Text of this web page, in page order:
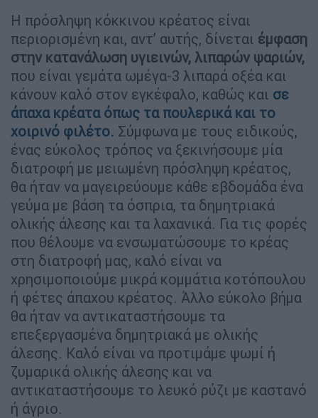
Η πρόσληψη κόκκινου κρέατος είναι
περιορισμένη και, αντ’ αυτής, δίνεται έμφαση
στην κατανάλωση υγιεινών, λιπαρών ψαριών,
που είναι γεμάτα ωμέγα-3 λιπαρά οξέα και
κάνουν καλό στον εγκέφαλο, καθώς και σε
άπαχα κρέατα όπως τα πουλερικά και το
χοιρινό φιλέτο. Σύμφωνα με τους ειδικούς,
ένας εύκολος τρόπος να ξεκινήσουμε μία
διατροφή με μειωμένη πρόσληψη κρέατος,
θα ήταν να μαγειρεύουμε κάθε εβδομάδα ένα
γεύμα με βάση τα όσπρια, τα δημητριακά
ολικής άλεσης και τα λαχανικά. Για τις φορές
που θέλουμε να ενσωματώσουμε το κρέας
στη διατροφή μας, καλό είναι να
χρησιμοποιούμε μικρά κομμάτια κοτόπουλου
ή φέτες άπαχου κρέατος. Άλλο εύκολο βήμα
θα ήταν να αντικαταστήσουμε τα
επεξεργασμένα δημητριακά με ολικής
άλεσης. Καλό είναι να προτιμάμε ψωμί ή
ζυμαρικά ολικής άλεσης και να
αντικαταστήσουμε το λευκό ρύζι με καστανό
ή άγριο.